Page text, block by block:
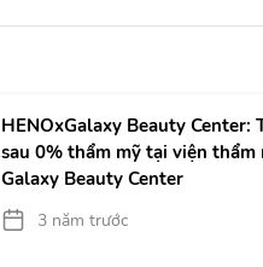
HENOxGalaxy Beauty Center:
sau 0% thẩm mỹ tại viện thẩm
Galaxy Beauty Center
3 năm trước